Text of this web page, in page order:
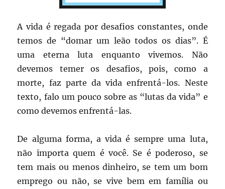
A vida é regada por desafios constantes, onde
temos de “domar um leão todos os dias”. É
uma eterna luta enquanto vivemos. Não
devemos temer os desafios, pois, como a
morte, faz parte da vida enfrentá-los. Neste
texto, falo um pouco sobre as “lutas da vida” e
como devemos enfrentá-las.
De alguma forma, a vida é sempre uma luta,
não importa quem é você. Se é poderoso, se
tem mais ou menos dinheiro, se tem um bom
emprego ou não, se vive bem em família ou